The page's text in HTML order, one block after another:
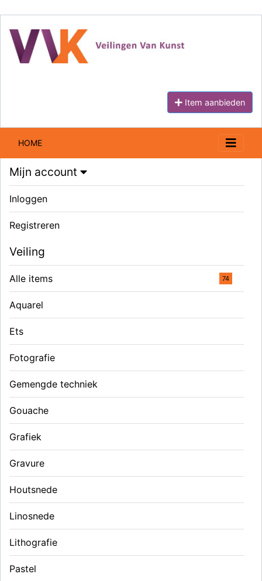
Item aanbieden
HOME
Mijn account
Inloggen
Registreren
Veiling
Alle items 74
Aquarel
Ets
Fotografie
Gemengde techniek
Gouache
Grafiek
Gravure
Houtsnede
Linosnede
Lithografie
Pastel